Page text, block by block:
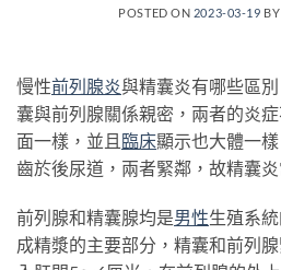
POSTED ON 2023-03-19 BY
慢性前列腺炎與精囊炎有哪些區
囊與前列腺關係親密，兩者的炎
面一樣，並且 臨床顯示也大體一
齒於後尿道，兩者緊鄰，故精囊
前列腺和精囊腺均是男性生殖系
成精漿的主要部分，精囊和前列